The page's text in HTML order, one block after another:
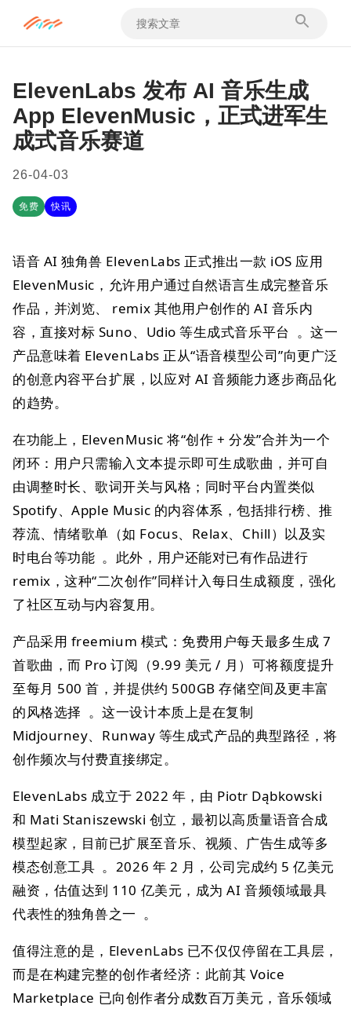
ElevenLabs 发布 AI 音乐生成
App ElevenMusic，正式进军生
成式音乐赛道
26-04-03
免费 快讯
语音 AI 独角兽 ElevenLabs 正式推出一款 iOS 应用
ElevenMusic，允许用户通过自然语言生成完整音乐
作品，并浏览、 remix 其他用户创作的 AI 音乐内
容，直接对标 Suno、Udio 等生成式音乐平台 。这一
产品意味着 ElevenLabs 正从“语音模型公司”向更广泛
的创意内容平台扩展，以应对 AI 音频能力逐步商品化
的趋势。
在功能上，ElevenMusic 将“创作 + 分发”合并为一个
闭环：用户只需输入文本提示即可生成歌曲，并可自
由调整时长、歌词开关与风格；同时平台内置类似
Spotify、Apple Music 的内容体系，包括排行榜、推
荐流、情绪歌单（如 Focus、Relax、Chill）以及实
时电台等功能 。此外，用户还能对已有作品进行
remix，这种“二次创作”同样计入每日生成额度，强化
了社区互动与内容复用。
产品采用 freemium 模式：免费用户每天最多生成 7
首歌曲，而 Pro 订阅（9.99 美元 / 月）可将额度提升
至每月 500 首，并提供约 500GB 存储空间及更丰富
的风格选择 。这一设计本质上是在复制
Midjourney、Runway 等生成式产品的典型路径，将
创作频次与付费直接绑定。
ElevenLabs 成立于 2022 年，由 Piotr Dąbkowski
和 Mati Staniszewski 创立，最初以高质量语音合成
模型起家，目前已扩展至音乐、视频、广告生成等多
模态创意工具 。2026 年 2 月，公司完成约 5 亿美元
融资，估值达到 110 亿美元，成为 AI 音频领域最具
代表性的独角兽之一 。
值得注意的是，ElevenLabs 已不仅仅停留在工具层，
而是在构建完整的创作者经济：此前其 Voice
Marketplace 已向创作者分成数百万美元，音乐领域